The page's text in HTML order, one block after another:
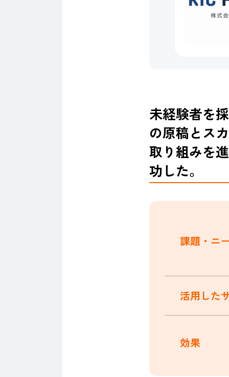
未経験者を
の原稿とス
取り組みを
功した。
課題・ニ
活用した
効果